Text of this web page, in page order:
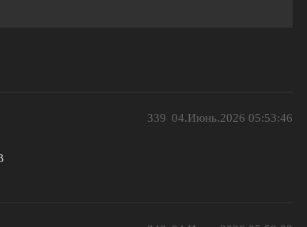
04.Июнь.2026 05:53:46
339